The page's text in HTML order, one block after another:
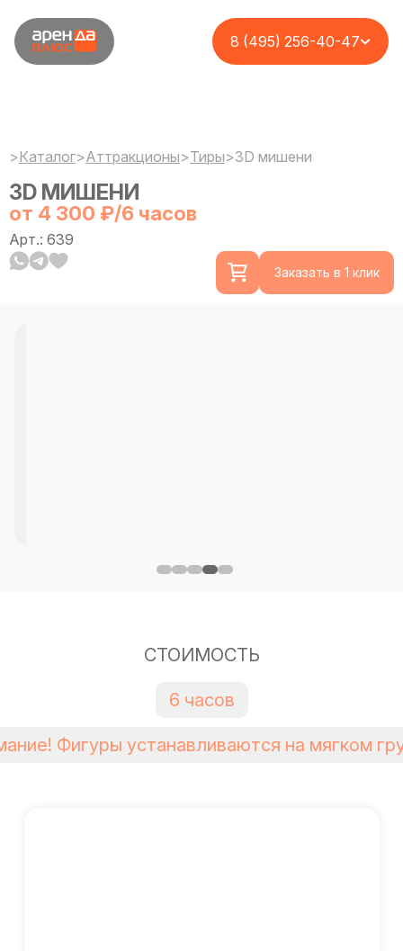
8 (495) 256-40-47
>Каталог>Аттракционы>Тиры>3D мишени
3D МИШЕНИ
от 4 300 ₽/6 часов
Арт.: 639
Заказать в 1 клик
СТОИМОСТЬ
6 часов
Фигуры устанавливаются на мягком